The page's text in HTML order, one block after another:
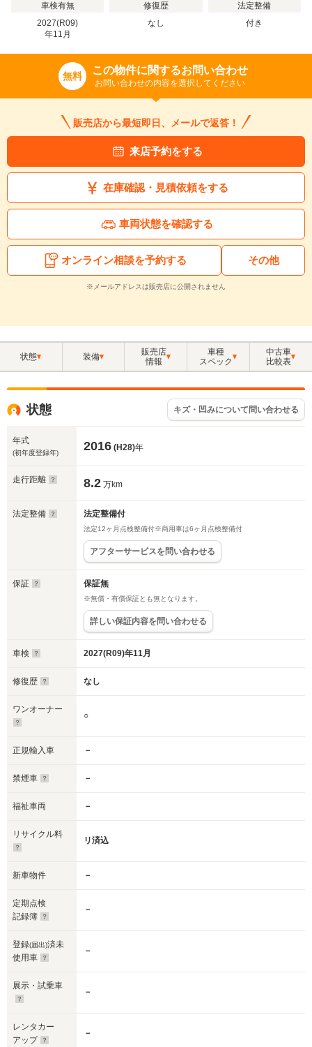
車検有無
2027(R09)
年11 月
修復歴
なし
法定整備
付き
無料 この物件に関するお問い合わせ
お問い合わせの内容を選択してください
販売店から最短即日、メールで返答！
来店予約をする
在庫確認・見積依頼をする
車両状態を確認する
オンライン相談を予約する その他
※メールアドレスは販売店に公開されません
状態 装備
販売店
情報
車種
スペック
中古車
比較表
状態 キズ・凹みについて問い合わせる
年式
(初年度登録年) 2016 (H28)年
走行距離 8.2 万km
法定整備 法定整備付
法定12ヶ月点検整備付※商用車は6ヶ月点検整備付
アフターサービスを問い合わせる
保証 保証無
※無償・有償保証とも無となります。
詳しい保証内容を問い合わせる
車検 2027(R09)年11月
修復歴 なし
ワンオーナー
○
正規輸入車 －
禁煙車 －
福祉車両 －
リサイクル料
リ済込
新車物件 －
定期点検
記録簿
－
登録(届出)済未
使用車
－
展示・試乗車
－
レンタカー
アップ
－